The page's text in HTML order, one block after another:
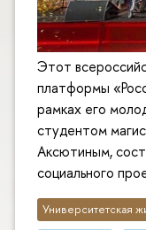
Этот
платформы
рамках его
студентом
Аксютиным,
социального
Университетская